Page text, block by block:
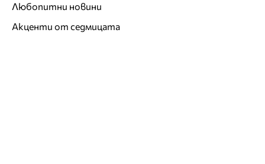
Любопитни новини
Акценти от седмицата